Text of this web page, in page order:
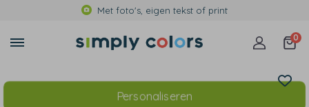
Met foto's, eigen tekst of print
0
Personaliseren